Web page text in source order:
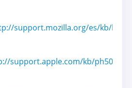
support.mozilla.org/es/kb/
support.apple.com/kb/ph5042